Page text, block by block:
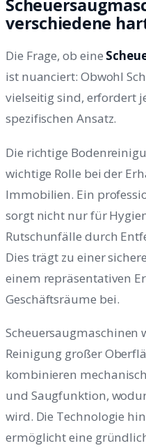
verschiedene
Die Frage, ob eine
ist nuanciert: Obwohl
vielseitig sind, erfordert
spezifischen Ansatz.
Die richtige
wichtige Rolle bei der
Immobilien. Ein
sorgt nicht nur für
Rutschunfälle durch
Dies trägt zu einer
einem repräsentativen
Geschäftsräume bei.
Scheuersaugmaschinen
Reinigung großer
kombinieren
und Saugfunktion,
wird. Die Technologie
ermöglicht eine